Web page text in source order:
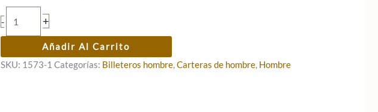
-
cab.
-
rfid
+
Añadir Al Carrito
SKU: 1573-1 Categorías: Billeteros hombre,Carteras de hombre, Hombre